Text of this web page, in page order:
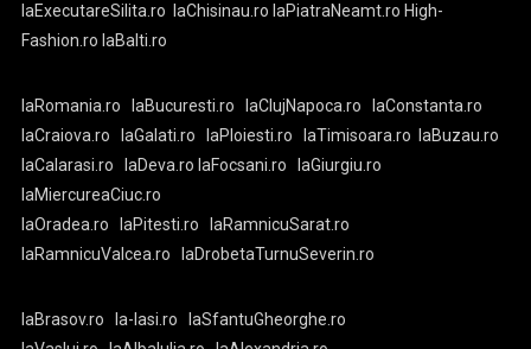
laExecutareSilita.ro
laChisinau.ro laPiatraNeamt.ro High-
Fashion.ro laBalti.ro
laRomania.ro laBucuresti.ro laClujNapoca.ro
laConstanta.ro
laCraiova.ro
laGalati.ro laPloiesti.ro laTimisoara.ro
laBuzau.ro
laCalarasi.ro
laDeva.ro laFocsani.ro
laGiurgiu.ro
laMiercureaCiuc.ro
laOradea.ro
laPitesti.ro
laRamnicuSarat.ro
laRamnicuValcea.ro
laDrobetaTurnuSeverin.ro
laBrasov.ro la-Iasi.ro
laSfantuGheorghe.ro